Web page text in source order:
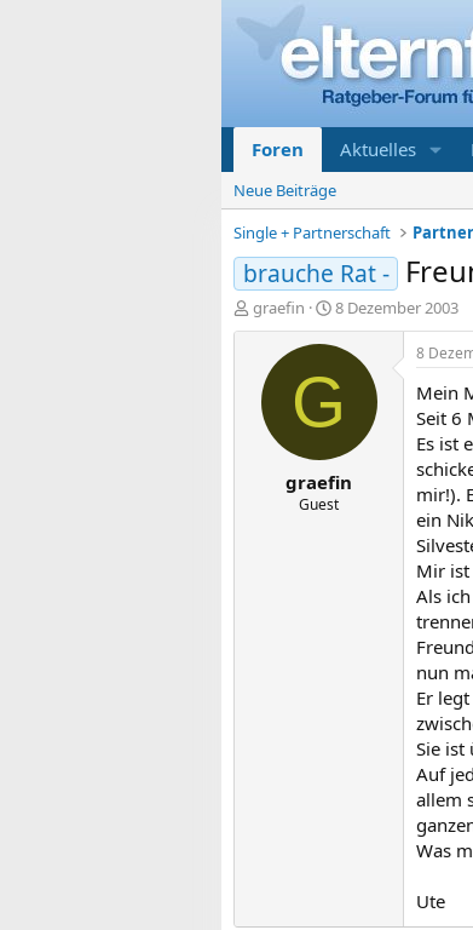
Foren Aktuelles
Neue Beiträge
Single + Partnerschaft
brauche Rat -
E
r
graefin
E
r
s
e
l
t
a
m
8 Dezember 2003
G
graefin
Guest
8
Mein
Seit 6
Es ist
mir!).
ein
Mir ist
Als
nun
Er
Sie ist
Auf
allem
Was
Ute